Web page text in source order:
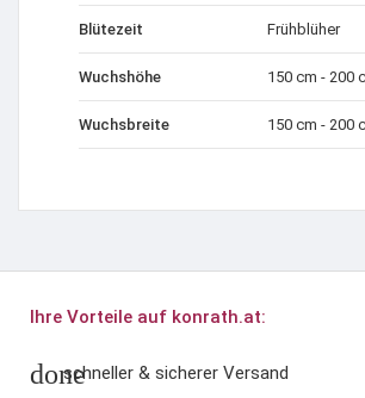
Blütezeit Frühblüher
Wuchshöhe 150 cm - 200
Wuchsbreite 150 cm - 200
Ihre Vorteile auf konrath.at:
doneschneller & sicherer Versand